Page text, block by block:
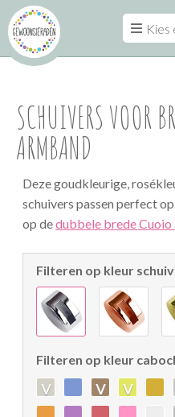
Kies
SCHUIVERS VOOR
ARMBAND
Deze goudkleurige,
schuivers passen perfect
op dedubbele brede Cuoio
Filteren op kleur
Filteren op kleur
v v v